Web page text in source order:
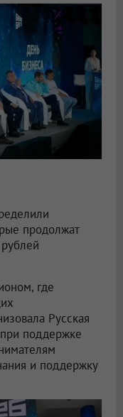
продолжат
где
Русская
поддержке
и поддержку